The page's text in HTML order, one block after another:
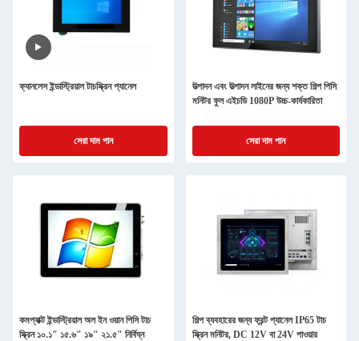
ফ্যানলেস ইন্ডাস্ট্রিয়াল টাচস্ক্রিন প্যানেল
সেরা দাম পান
উত্পাদন এবং উত্পাদন লাইনের জন্য শক্ত শিল্প পিসি
মনিটর ফুল এইচডি 1080P উচ্চ-কার্যকারিতা
সেরা দাম পান
কমপ্যাক্ট ইন্ডাস্ট্রিয়াল অল ইন ওয়ান পিসি টাচ
স্ক্রিন ১০.১" ১৫.৬" ১৯" ২১.৫" নির্বিঘ্ন
শিল্প ব্যবহারের জন্য ফ্রন্ট প্যানেল IP65 টাচ
স্ক্রিন মনিটর, DC 12V বা 24V পাওয়ার